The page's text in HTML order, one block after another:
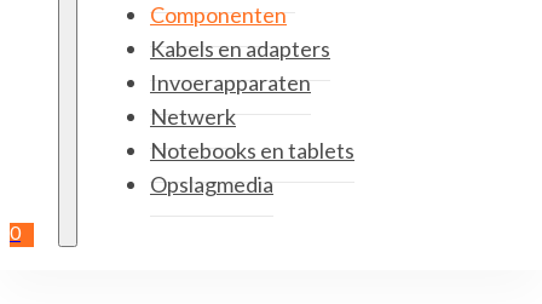
0
Componenten
Kabels en adapters
Invoerapparaten
Netwerk
Notebooks en tablets
Opslagmedia